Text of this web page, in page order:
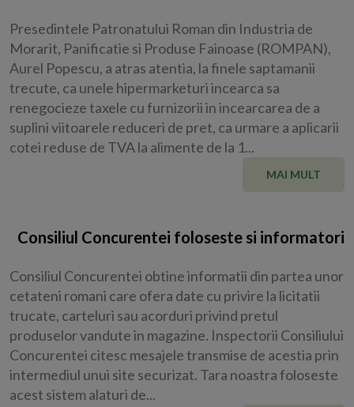
Presedintele Patronatului Roman din Industria de
Morarit, Panificatie si Produse Fainoase (ROMPAN),
Aurel Popescu, a atras atentia, la finele saptamanii
trecute, ca unele hipermarketuri incearca sa
renegocieze taxele cu furnizorii in incearcarea de a
suplini viitoarele reduceri de pret, ca urmare a aplicarii
cotei reduse de TVA la alimente de la 1...
MAI MULT
Consiliul Concurentei foloseste si informatori
Consiliul Concurentei obtine informatii din partea unor
cetateni romani care ofera date cu privire la licitatii
trucate, carteluri sau acorduri privind pretul
produselor vandute in magazine. Inspectorii Consiliului
Concurentei citesc mesajele transmise de acestia prin
intermediul unui site securizat. Tara noastra foloseste
acest sistem alaturi de...